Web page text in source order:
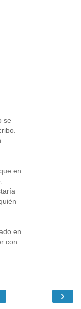
se
en
en
con
›